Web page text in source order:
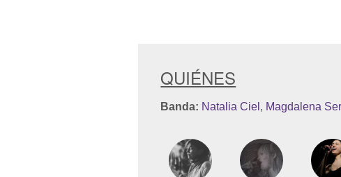
QUIÉNES
Banda: Natalia Ciel , Magdalena